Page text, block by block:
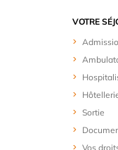
VOTRE
Sortie
Vos